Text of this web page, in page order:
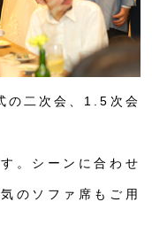
の二次会、1.5次会
。シーンに合わせ
のソファ席もご用